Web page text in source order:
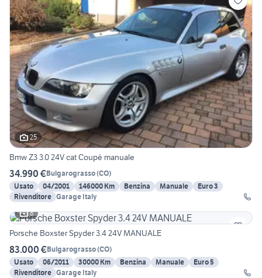
25
Bmw Z3 3.0 24V cat Coupé manuale
34.990 €Bulgarograsso(CO)
Usato
04/2001 146000 Km Benzina Manuale
Euro 3
Rivenditore Garage Italy
8
Porsche Boxster Spyder 3.4 24V MANUALE
83.000 €Bulgarograsso(CO)
Usato
06/2011 30000 Km Benzina Manuale
Euro 5
Rivenditore Garage Italy